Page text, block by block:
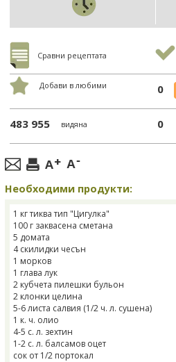
Сравни рецептата
Добави в любими 0
483 955 видяна 0
Необходими продукти:
1 кг тиква тип "Цигулка"
100 г заквасена сметана
5 домата
4 скилидки чесън
1 морков
1 глава лук
2 кубчета пилешки бульон
2 клонки целина
5-6 листа салвия (1/2 ч. л. сушена)
1 к. ч. олио
4-5 с. л. зехтин
1-2 с. л. балсамов оцет
сок от 1/2 портокал